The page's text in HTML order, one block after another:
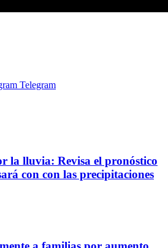
Telegram
la lluvia: Revisa el pronóstico
con con las precipitaciones